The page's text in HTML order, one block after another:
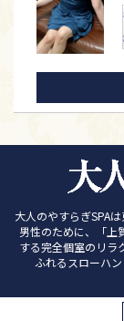
大人のやすらぎSPA
男性のために、「上
する完全個室のリラ
ふれるスローハ